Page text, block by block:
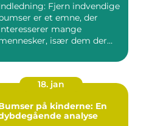
Fjern indvendige
er et emne, der
mange
især dem der
18. jan
på kinderne: En
analyse